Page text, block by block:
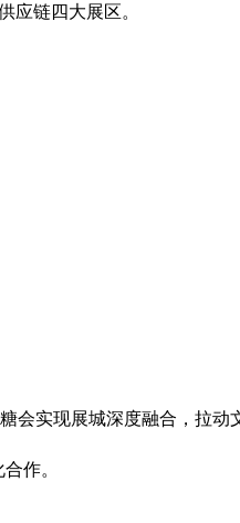
应链四大展区‌。
会实现展城深度融合，拉动
作。‌‌